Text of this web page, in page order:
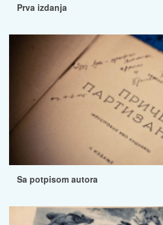
Prva izdanja
Sa potpisom autora